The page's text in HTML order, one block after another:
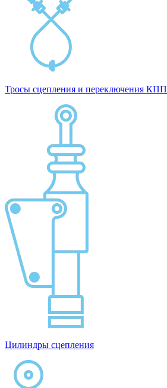
Тросы сцепления и переключения КПП
Цилиндры сцепления